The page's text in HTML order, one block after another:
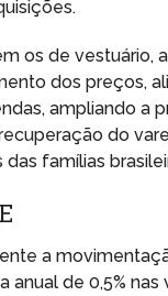
os de vestuário,
dos preços,
ampliando a
do
famílias
a
de 0,5% nas